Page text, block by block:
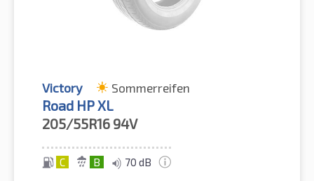
Victory Sommerreifen
Road HP XL
205/55R16 94V
C B 70 dB